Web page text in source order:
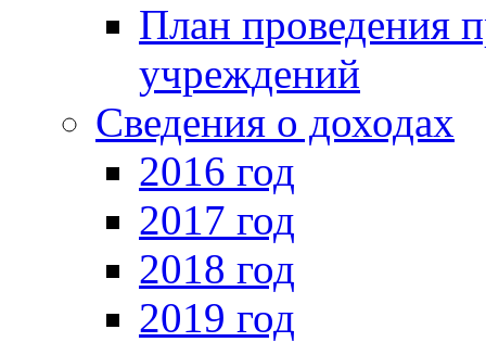
План проведения
учреждений
Сведения о доходах
2016 год
2017 год
2018 год
2019 год